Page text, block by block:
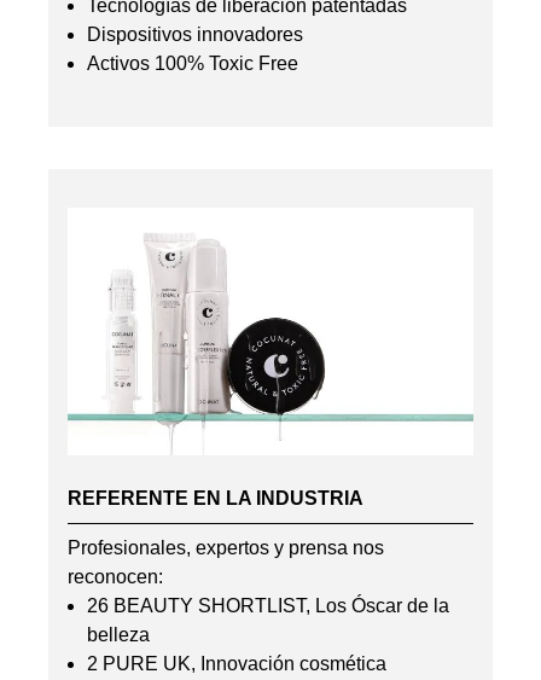
Tecnologías de liberación patentadas
Dispositivos innovadores
Activos 100% Toxic Free
REFERENTE EN LA INDUSTRIA
Profesionales, expertos y prensa nos
reconocen:
26 BEAUTY SHORTLIST, Los Óscar de la
belleza
2 PURE UK, Innovación cosmética